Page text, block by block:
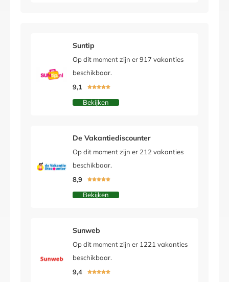
Suntip
Op dit moment zijn er 917 vakanties
beschikbaar.
9,1

Bekijken
De Vakantiediscounter
Op dit moment zijn er 212 vakanties
beschikbaar.
8,9

Bekijken
Sunweb
Op dit moment zijn er 1221 vakanties
beschikbaar.
9,4
